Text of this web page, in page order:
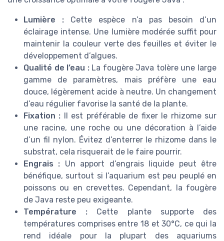
Lumière : Cette espèce n’a pas besoin d’un
éclairage intense. Une lumière modérée suffit pour
maintenir la couleur verte des feuilles et éviter le
développement d’algues.
Qualité de l’eau :La fougère Java tolère une large
gamme de paramètres, mais préfère une eau
douce, légèrement acide à neutre. Un changement
d’eau régulier favorise la santé de la plante.
Fixation : Il est préférable de fixer le rhizome sur
une racine, une roche ou une décoration à l’aide
d’un fil nylon. Évitez d’enterrer le rhizome dans le
substrat, cela risquerait de le faire pourrir.
Engrais : Un apport d’engrais liquide peut être
bénéfique, surtout si l’aquarium est peu peuplé en
poissons ou en crevettes. Cependant, la fougère
de Java reste peu exigeante.
Température : Cette plante supporte des
températures comprises entre 18 et 30°C, ce qui la
rend idéale pour la plupart des aquariums